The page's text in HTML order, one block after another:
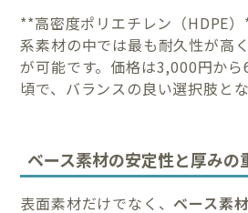
**高密度ポリエチレン（HDPE
系素材の中では最も耐久性が高
が可能です。価格は3,000円か
頃で、バランスの良い選択肢とな
ベース素材の安定性と厚みの
表面素材だけでなく、 ベース素